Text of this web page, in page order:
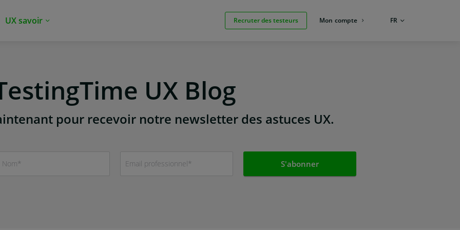
UX savoir Recruter des testeurs Mon compte LANGUE:
FR
UX Blog
pour recevoir notre newsletter des astuces UX.